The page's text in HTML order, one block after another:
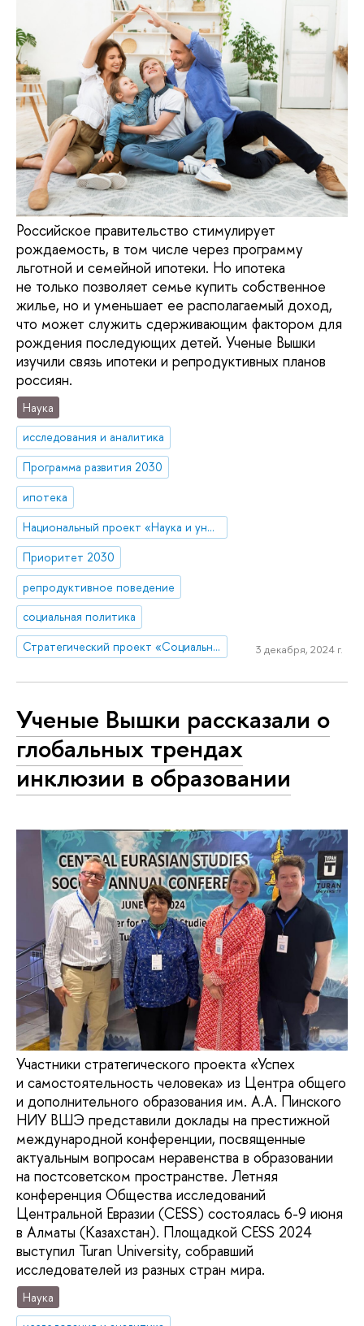
Российское правительство стимулирует
рождаемость, в том числе через программу
льготной и семейной ипотеки. Но ипотека
не только позволяет семье купить собственное
жилье, но и уменьшает ее располагаемый доход,
что может служить сдерживающим фактором для
рождения последующих детей. Ученые Вышки
изучили связь ипотеки и репродуктивных планов
россиян.
Наука
исследования и аналитика
Программа развития 2030
ипотека
Национальный проект «Наука и университеты»
Приоритет 2030
репродуктивное поведение
социальная политика
Стратегический проект «Социальная политика устойчивого развития и инклюзивного экономического роста»
3 декабря, 2024 г.
Ученые Вышки рассказали о
глобальных трендах
инклюзии в образовании
Участники стратегического проекта «Успех
и самостоятельность человека» из Центра общего
и дополнительного образования им. А.А. Пинского
НИУ ВШЭ представили доклады на престижной
международной конференции, посвященные
актуальным вопросам неравенства в образовании
на постсоветском пространстве. Летняя
конференция Общества исследований
Центральной Евразии (CESS) состоялась 6-9 июня
в Алматы (Казахстан). Площадкой CESS 2024
выступил Turan University, собравший
исследователей из разных стран мира.
Наука